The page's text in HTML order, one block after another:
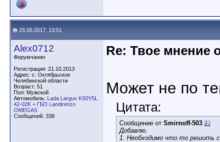
25.05.2017, 13:51
Alex0712
Форумчанин
Регистрация: 21.10.2013
Адрес: с. Октябрьское
Челябинской области
Возраст: 51
Пол: Мужской
Автомобиль: Lada Largus KS0Y5L
42-02K + ГБО Landirenzo
OMEGAS
Сообщений: 338
Re: Твое мнение
Может не по
Цитата:
Сообщение от Smirnoff-503
Добавлю.
1. Необходимо что то решить с